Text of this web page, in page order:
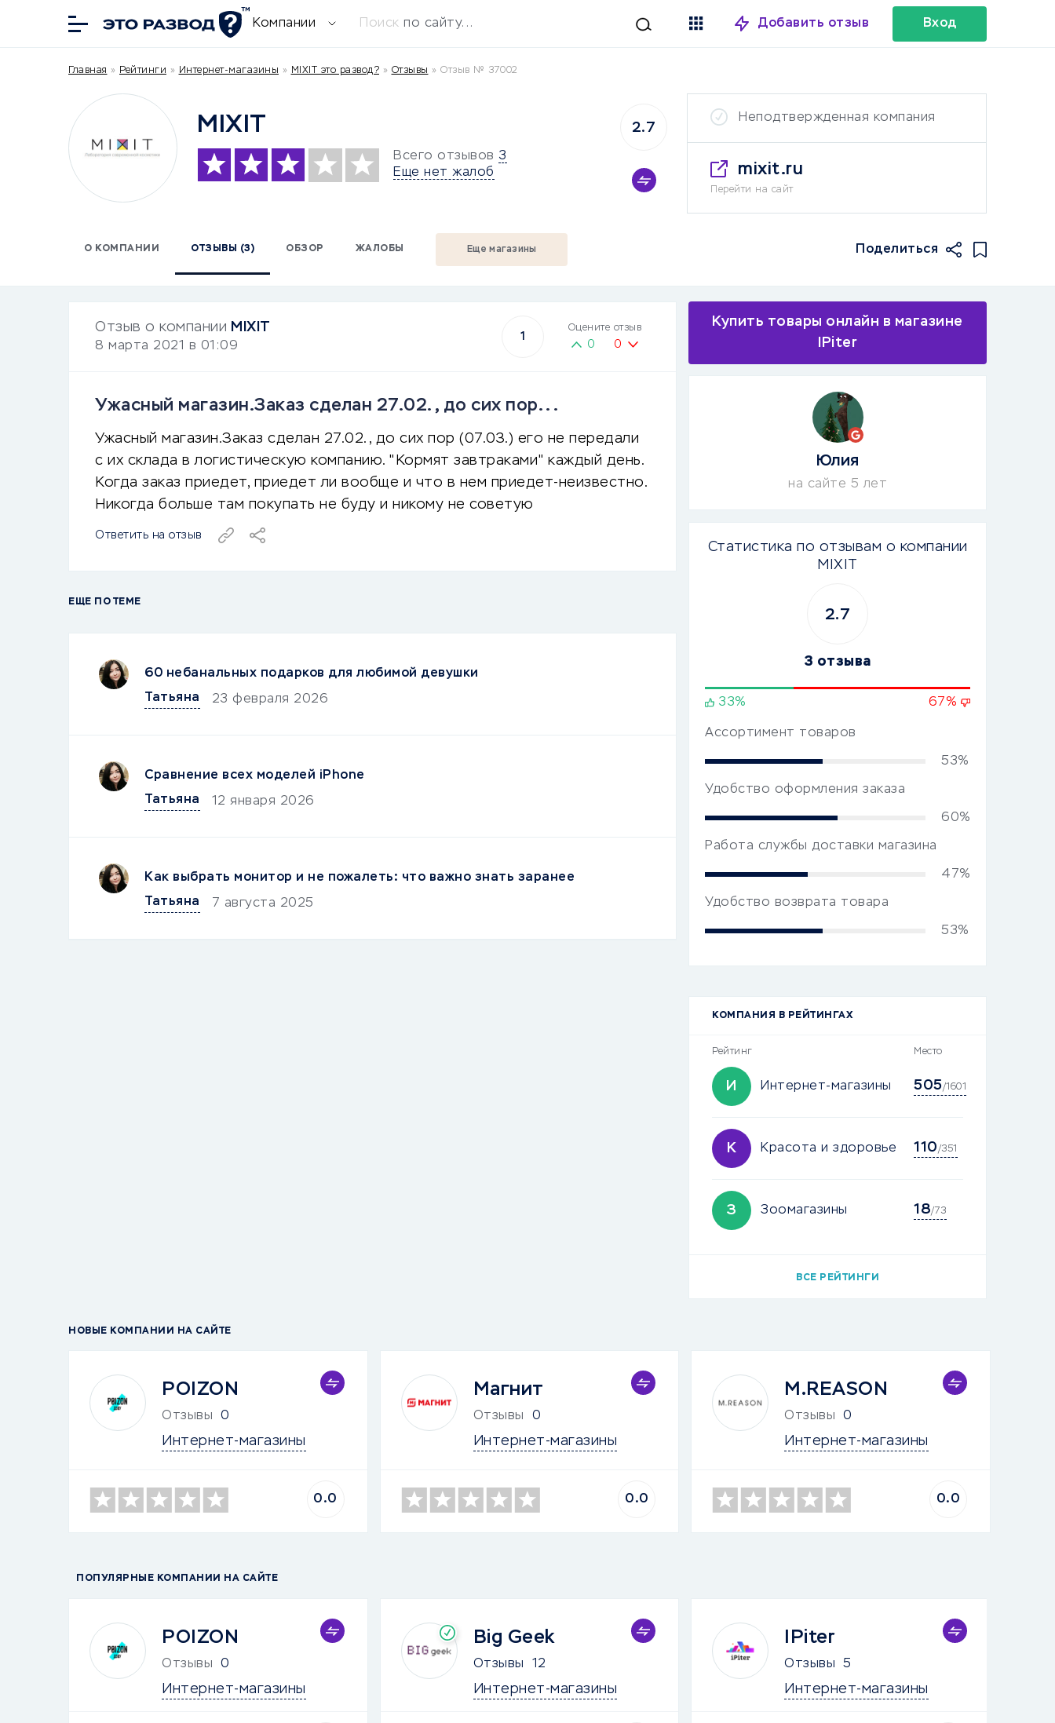
Компании Поиск по сайту... Добавить отзыв Вход
Главная » Рейтинги » Интернет-магазины » MIXIT это развод? » Отзывы » Отзыв № 37002
MIXIT
Всего отзывов 3
Еще нет жалоб
2.7
Неподтвержденная компания
mixit.ru
Перейти на сайт
О КОМПАНИИ ОТЗЫВЫ (3) ОБЗОР ЖАЛОБЫ Еще магазины Поделиться
Отзыв о компании MIXIT
8 марта 2021 в 01:09
1
Оцените отзыв
0 0
Ужасный магазин.Заказ сделан 27.02., до сих пор...
Ужасный магазин.Заказ сделан 27.02., до сих пор (07.03.) его не передали
с их склада в логистическую компанию. "Кормят завтраками" каждый день.
Когда заказ приедет, приедет ли вообще и что в нем приедет-неизвестно.
Никогда больше там покупать не буду и никому не советую
Ответить на отзыв
ЕЩЕ ПО ТЕМЕ
60 небанальных подарков для любимой девушки
Татьяна
23 февраля 2026
Сравнение всех моделей iPhone
Татьяна
12 января 2026
Как выбрать монитор и не пожалеть: что важно знать заранее
Татьяна
7 августа 2025
Купить товары онлайн в магазине
IPiter
Юлия
на сайте 5 лет
Статистика по отзывам о компании
MIXIT
2.7
3 отзыва
33% 67%
Ассортимент товаров
53%
Удобство оформления заказа
60%
Работа службы доставки магазина
47%
Удобство возврата товара
53%
КОМПАНИЯ В РЕЙТИНГАХ
Рейтинг Место
И Интернет-магазины 505/1601
К Красота и здоровье 110/351
З Зоомагазины 18/73
ВСЕ РЕЙТИНГИ
НОВЫЕ КОМПАНИИ НА САЙТЕ
POIZON
Отзывы 0
Интернет-магазины
0.0
Магнит
Отзывы 0
Интернет-магазины
0.0
M.REASON
Отзывы 0
Интернет-магазины
0.0
ПОПУЛЯРНЫЕ КОМПАНИИ НА САЙТЕ
POIZON
Отзывы 0
Интернет-магазины
Big Geek
Отзывы 12
Интернет-магазины
IPiter
Отзывы 5
Интернет-магазины